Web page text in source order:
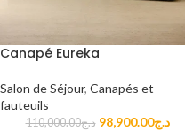
Canapé Eureka
Salon de Séjour, Canapés et
fauteuils
د.ج110,000.00 د.ج98,900.00